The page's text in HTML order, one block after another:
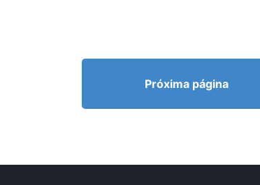
Próxima página